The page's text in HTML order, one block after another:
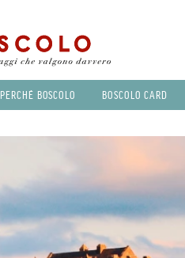
PERCHÉ BOSCOLO BOSCOLO CARD